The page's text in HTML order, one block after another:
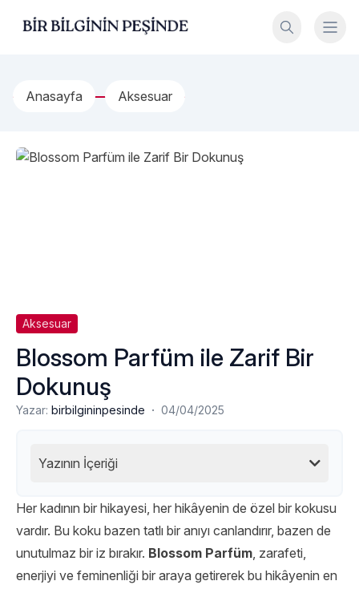
Bir Bilginin Peşinde!
Anasayfa Aksesuar
Aksesuar
Blossom Parfüm ile Zarif Bir
Dokunuş
Yazar: birbilgininpesinde · 04/04/2025
Yazının İçeriği
Her kadının bir hikayesi, her hikâyenin de özel bir kokusu
vardır. Bu koku bazen tatlı bir anıyı canlandırır, bazen de
unutulmaz bir iz bırakır. Blossom Parfüm, zarafeti,
enerjiyi ve feminenliği bir araya getirerek bu hikâyenin en